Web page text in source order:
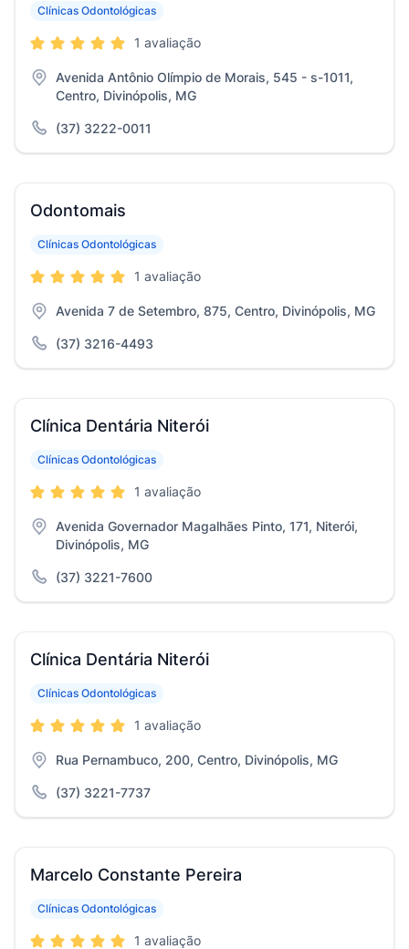
Clínicas Odontológicas
1 avaliação
Avenida Antônio Olímpio de Morais, 545 - s-1011,
Centro, Divinópolis, MG
(37) 3222-0011
Odontomais
Clínicas Odontológicas
1 avaliação
Avenida 7 de Setembro, 875, Centro, Divinópolis, MG
(37) 3216-4493
Clínica Dentária Niterói
Clínicas Odontológicas
1 avaliação
Avenida Governador Magalhães Pinto, 171, Niterói,
Divinópolis, MG
(37) 3221-7600
Clínica Dentária Niterói
Clínicas Odontológicas
1 avaliação
Rua Pernambuco, 200, Centro, Divinópolis, MG
(37) 3221-7737
Marcelo Constante Pereira
Clínicas Odontológicas
1 avaliação